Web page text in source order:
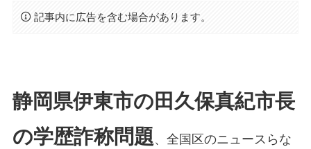
記事内に広告を含む場合があります。
静岡県伊東市の田久保真紀市長
の学歴詐称問題、全国区のニュースらな